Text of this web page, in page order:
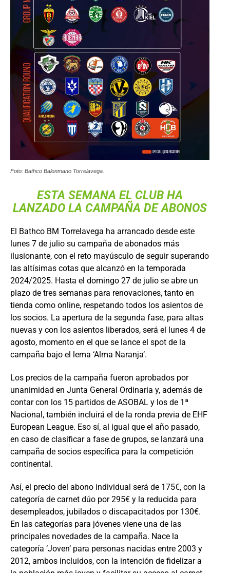
Foto: Bathco Balonmano Torrelavega.
ESTA SEMANA EL CLUB HA
LANZADO LA CAMPAÑA DE ABONOS
El Bathco BM Torrelavega ha arrancado desde este
lunes 7 de julio su campaña de abonados más
ilusionante, con el reto mayúsculo de seguir superando
las altísimas cotas que alcanzó en la temporada
2024/2025. Hasta el domingo 27 de julio se abre un
plazo de tres semanas para renovaciones, tanto en
tienda como online, respetando todos los asientos de
los socios. La apertura de la segunda fase, para altas
nuevas y con los asientos liberados, será el lunes 4 de
agosto, momento en el que se lance el spot de la
campaña bajo el lema ‘Alma Naranja’.
Los precios de la campaña fueron aprobados por
unanimidad en Junta General Ordinaria y, además de
contar con los 15 partidos de ASOBAL y los de 1ª
Nacional, también incluirá el de la ronda previa de EHF
European League. Eso sí, al igual que el año pasado,
en caso de clasificar a fase de grupos, se lanzará una
campaña de socios específica para la competición
continental.
Así, el precio del abono individual será de 175€, con la
categoría de carnet dúo por 295€ y la reducida para
desempleados, jubilados o discapacitados por 130€.
En las categorías para jóvenes viene una de las
principales novedades de la campaña. Nace la
categoría ‘Joven’ para personas nacidas entre 2003 y
2012, ambos incluidos, con la intención de fidelizar a